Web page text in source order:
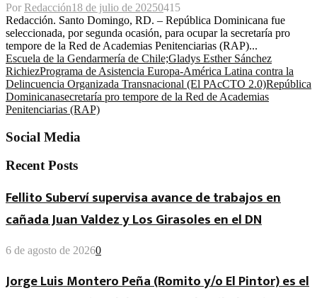
Por Redacción18 de julio de 20250415
Redacción. Santo Domingo, RD. – República Dominicana fue
seleccionada, por segunda ocasión, para ocupar la secretaría pro
tempore de la Red de Academias Penitenciarias (RAP)...
Escuela de la Gendarmería de Chile;Gladys Esther Sánchez
RichiezPrograma de Asistencia Europa-América Latina contra la
Delincuencia Organizada Transnacional (El PAcCTO 2.0)República
Dominicanasecretaría pro tempore de la Red de Academias
Penitenciarias (RAP)
Social Media
Recent Posts
Fellito Suberví supervisa avance de trabajos en
cañada Juan Valdez y Los Girasoles en el DN
6 de agosto de 20260
Jorge Luis Montero Peña (Romito y/o El Pintor) es el